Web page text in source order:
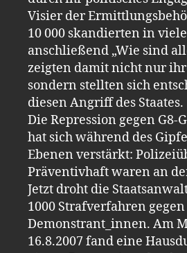
Visier der
10 000 skandierten in
anschließend „Wie sind
zeigten damit nicht nur
sondern stellten sich
diesen Angriff des Staates.
Die Repression gegen G8-
hat sich während des
Ebenen verstärkt:
Präventivhaft waren an
Jetzt droht die
1000 Strafverfahren gegen
Demonstrant_innen. Am
16.8.2007 fand eine